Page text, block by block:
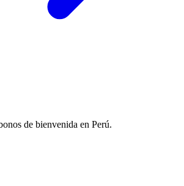
de bienvenida en Perú.